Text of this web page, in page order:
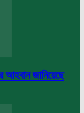
আহবান জানিয়েছে